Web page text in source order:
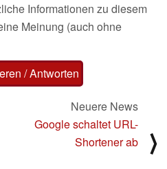
Informationen zu diesem
Meinung (auch ohne
/ Antworten
Neuere News
Google schaltet URL-
Shortener ab
⟩